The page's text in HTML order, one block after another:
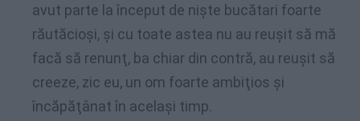
avut parte la început de nişte bucătari foarte
răutăcioşi, şi cu toate astea nu au reuşit să mă
facă să renunţ, ba chiar din contră, au reuşit să
creeze, zic eu, un om foarte ambiţios şi
încăpăţânat în acelaşi timp.